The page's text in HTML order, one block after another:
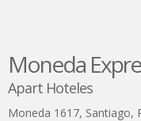
Moneda
Apart Hoteles
Moneda 1617, Santiago,